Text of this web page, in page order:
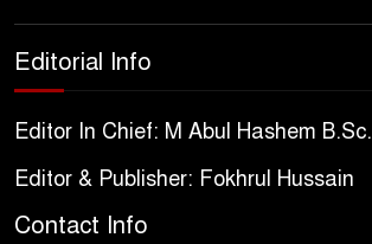
Editorial Info
Editor In Chief: M Abul Hashem B.Sc.
Editor & Publisher: Fokhrul Hussain
Contact Info